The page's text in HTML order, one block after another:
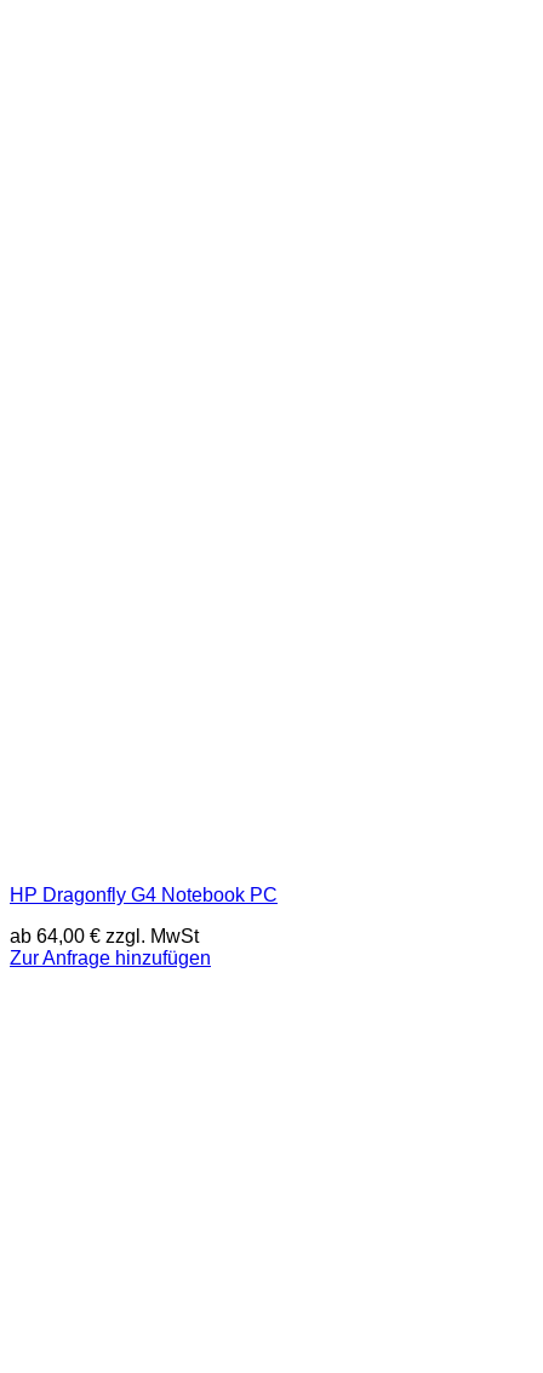
HP Dragonfly G4 Notebook PC
ab 64,00 € zzgl. MwSt
Zur Anfrage hinzufügen